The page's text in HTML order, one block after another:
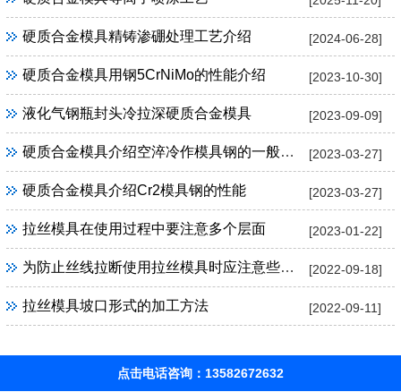
[2024-06-28]
硬质合金模具精铸渗硼处理工艺介绍
[2023-10-30]
硬质合金模具用钢5CrNiMo的性能介绍
[2023-09-09]
液化气钢瓶封头冷拉深硬质合金模具
[2023-03-27]
硬质合金模具介绍空淬冷作模具钢的一般特性
[2023-03-27]
硬质合金模具介绍Cr2模具钢的性能
[2023-01-22]
拉丝模具在使用过程中要注意多个层面
[2022-09-18]
为防止丝线拉断使用拉丝模具时应注意些什么
[2022-09-11]
拉丝模具坡口形式的加工方法
点击电话咨询：13582672632